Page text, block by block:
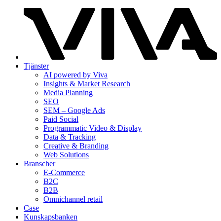
Tjänster
AI powered by Viva
Insights & Market Research
Media Planning
SEO
SEM – Google Ads
Paid Social
Programmatic Video & Display
Data & Tracking
Creative & Branding
Web Solutions
Branscher
E-Commerce
B2C
B2B
Omnichannel retail
Case
Kunskaps­banken